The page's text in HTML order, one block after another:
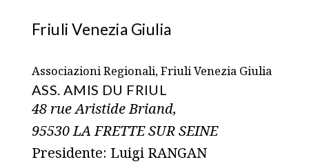
Friuli Venezia Giulia
Associazioni Regionali, Friuli Venezia Giulia
ASS. AMIS DU FRIUL
48 rue Aristide Briand,
95530 LA FRETTE SUR SEINE
Presidente: Luigi RANGAN